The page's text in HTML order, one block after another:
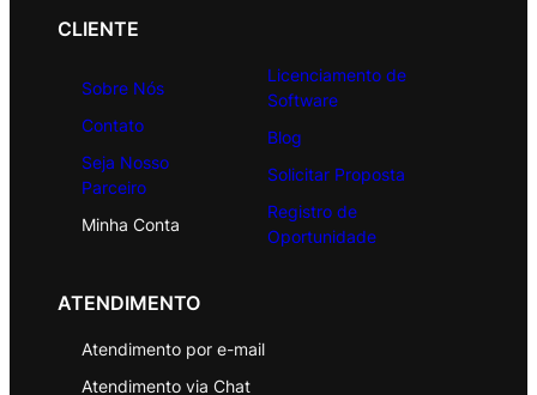
CLIENTE
Sobre Nós
Contato
Seja Nosso
Parceiro
Minha Conta
Licenciamento de
Software
Blog
Solicitar Proposta
Registro de
Oportunidade
ATENDIMENTO
Atendimento por e-mail
Atendimento via Chat